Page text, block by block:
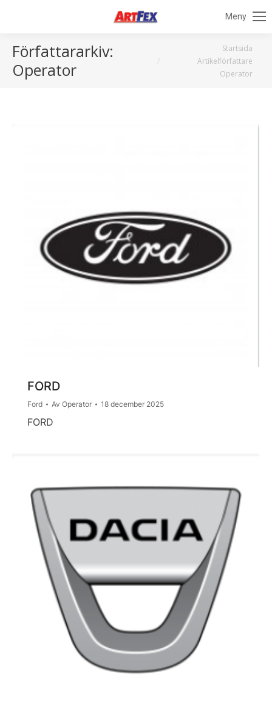
Meny
Författararkiv:
Operator
Startsida
Artikelförfattare
Operator
FORD
Ford Av Operator 18 december 2025
FORD